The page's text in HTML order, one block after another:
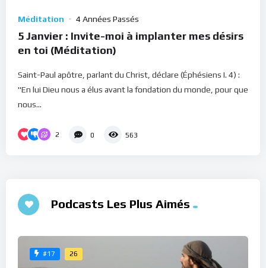
Méditation 4 Années Passés
5 Janvier : Invite-moi à implanter mes désirs
en toi (Méditation)
Saint-Paul apôtre, parlant du Christ, déclare (Éphésiens I. 4) :
"En lui Dieu nous a élus avant la fondation du monde, pour que
nous...
2 0 563
Podcasts Les Plus Aimés
#17 26